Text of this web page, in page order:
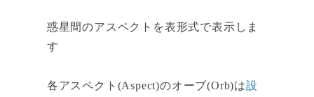
惑星間のアスペクトを表形式で表示しま
す
各アスペクト(Aspect)のオーブ(Orb)は設